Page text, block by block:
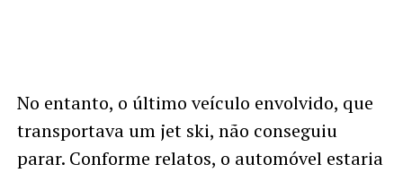
No entanto, o último veículo envolvido, que
transportava um jet ski, não conseguiu
parar. Conforme relatos, o automóvel estaria